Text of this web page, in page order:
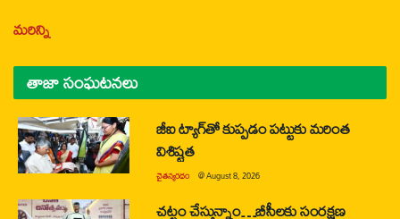
మరిన్ని
తాజా సంఘటనలు
జీఐ ట్యాగ్‌తో కుప్పడం పట్టుకు మరింత
విశిష్టత
చైతన్యరధం @August 8, 2026
చట్టం చేస్తున్నాం…బీసీలకు సంరక్షణ